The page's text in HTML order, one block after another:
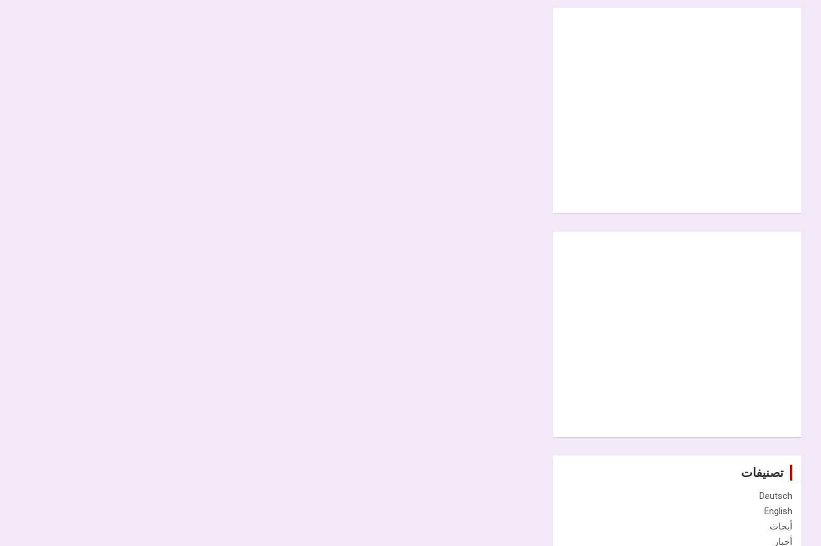
تصنيفات
Deutsch
English
أبحاث
أخبار